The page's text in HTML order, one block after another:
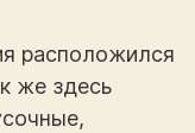
расположился
же здесь